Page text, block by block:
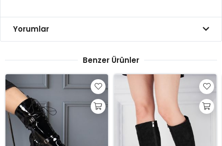
Yorumlar
Benzer Ürünler